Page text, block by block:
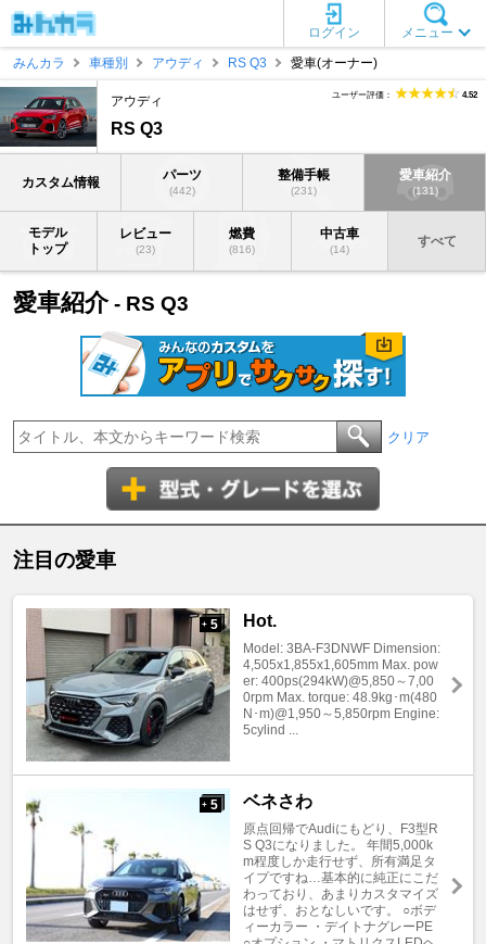
メニュー
ログイン
みんカラ
車種別 アウディ RS Q3 愛車(オーナー)
アウディ
RS Q3
ユーザー評価： 4.52
カスタム情報 パーツ
(442)
整備手帳
(231)
愛車紹介
(131)
モデル
トップ
レビュー
(23)
燃費
(816)
中古車
(14)
すべて
愛車紹介- RS Q3
クリア
注目の愛車
+ 5 Hot.
Model: 3BA-F3DNWF Dimension:
4,505x1,855x1,605mm Max. pow
er: 400ps(294kW)@5,850～7,00
0rpm Max. torque: 48.9kg･m(480
N･m)@1,950～5,850rpm Engine:
5cylind ...
+ 5 ベネさわ
原点回帰でAudiにもどり、F3型R
S Q3になりました。 年間5,000k
m程度しか走行せず、所有満足タ
イプですね…基本的に純正にこだ
わっており、あまりカスタマイズ
はせず、おとなしいです。 ○ボデ
ィーカラー ・デイトナグレーPE